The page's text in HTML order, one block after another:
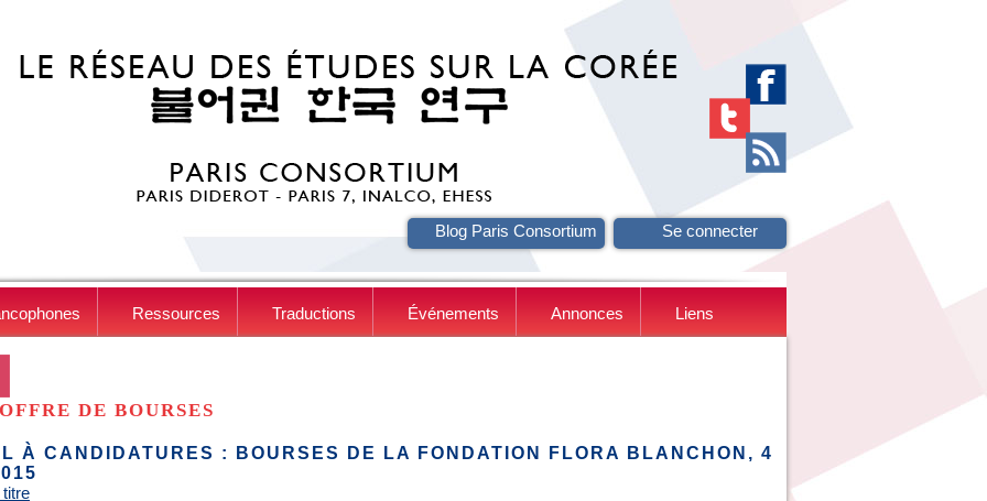
Blog Paris Consortium Se connecter
Ressources Traductions Événements Annonces Liens
OFFRE DE BOURSES
À CANDIDATURES : BOURSES DE LA FONDATION FLORA BLANCHON, 4